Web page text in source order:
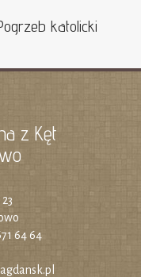
katolicki
z Kęt
64 64